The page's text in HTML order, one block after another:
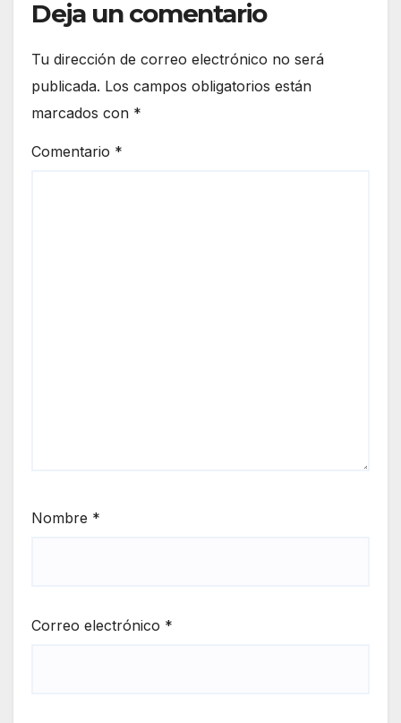
Deja un comentario
Tu dirección de correo electrónico no será
publicada. Los campos obligatorios están
marcados con *
Comentario *
Nombre *
Correo electrónico *